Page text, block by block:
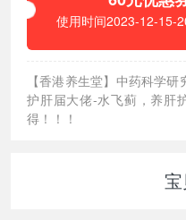
使用时间2023-12-15-
【香港养生堂】中药科学
护肝届大佬-水飞蓟，养肝
得！！！